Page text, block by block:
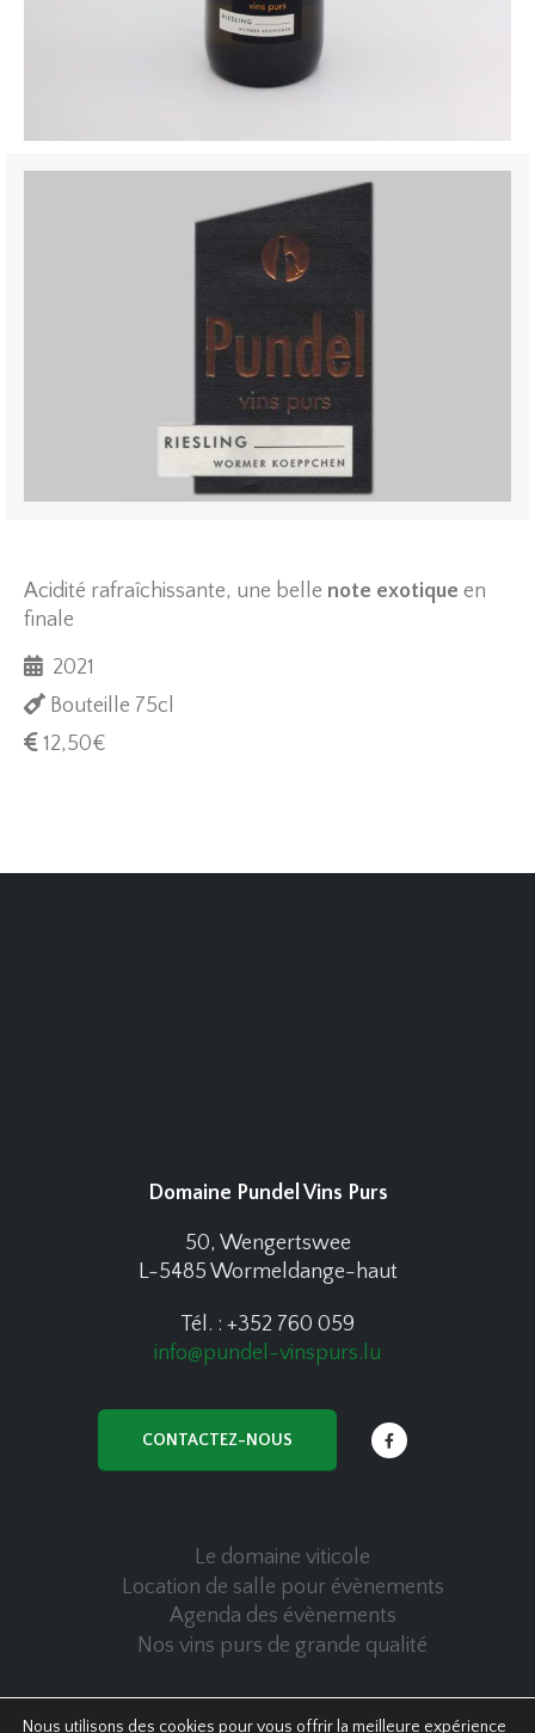
Acidité rafraîchissante, une belle note exotique en
finale
2021
Bouteille 75cl
12,50€
Domaine Pundel Vins Purs
50, Wengertswee
L-5485 Wormeldange-haut
Tél. : +352 760 059
info@pundel-vinspurs.lu
CONTACTEZ-NOUS
Le domaine viticole
Location de salle pour évènements
Agenda des évènements
Nos vins purs de grande qualité
Nous utilisons des cookies pour vous offrir la meilleure expérience